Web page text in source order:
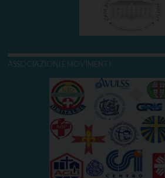
ASSOCIAZIONI E MOVIMENTI